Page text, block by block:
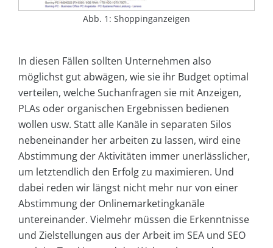
Abb. 1: Shoppinganzeigen
In diesen Fällen sollten Unternehmen also
möglichst gut abwägen, wie sie ihr Budget optimal
verteilen, welche Suchanfragen sie mit Anzeigen,
PLAs oder organischen Ergebnissen bedienen
wollen usw. Statt alle Kanäle in separaten Silos
nebeneinander her arbeiten zu lassen, wird eine
Abstimmung der Aktivitäten immer unerlässlicher,
um letztendlich den Erfolg zu maximieren. Und
dabei reden wir längst nicht mehr nur von einer
Abstimmung der Onlinemarketingkanäle
untereinander. Vielmehr müssen die Erkenntnisse
und Zielstellungen aus der Arbeit im SEA und SEO